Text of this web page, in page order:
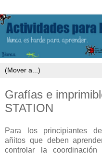
Grafías e
STATION
Para los principiantes
añitos que deben
controlar la coordinación